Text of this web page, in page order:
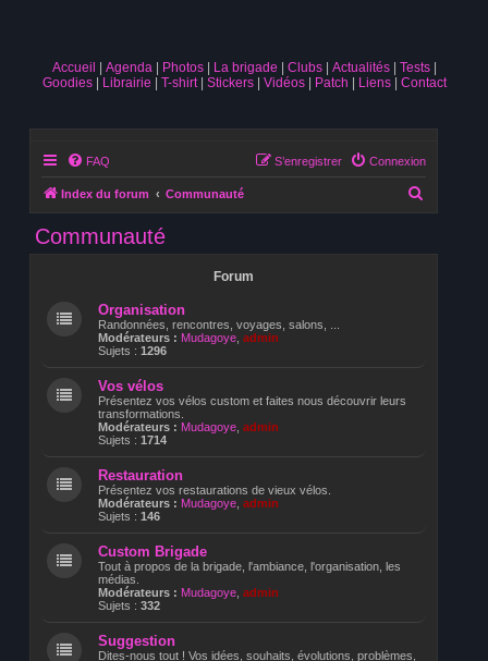
Accueil Agenda Photos La brigade Clubs Actualités
Tests
Goodies
Librairie T-shirt Stickers Vidéos Patch Liens Contact
FAQ Connexion
S’enregistrer
Index du forum Communauté
Communauté
Forum
Organisation
Randonnées, rencontres, voyages, salons, ...
Modérateurs : Mudagoye admin
Sujets : 1296
Vos vélos
Présentez vos vélos custom et faites nous découvrir leurs
transformations.
Modérateurs : Mudagoye admin
Sujets : 1714
Restauration
Présentez vos restaurations de vieux vélos.
Modérateurs : Mudagoye admin
Sujets : 146
Custom Brigade
Tout à propos de la brigade, l'ambiance, l'organisation, les
médias.
Modérateurs : Mudagoye admin
Sujets : 332
Suggestion
Dites-nous tout ! Vos idées, souhaits, évolutions, problèmes,